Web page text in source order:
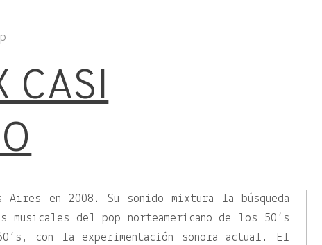
CASI
Aires en 2008. Su sonido mixtura la búsqueda
musicales del pop norteamericano de los 50’s
con la experimentación sonora actual. El